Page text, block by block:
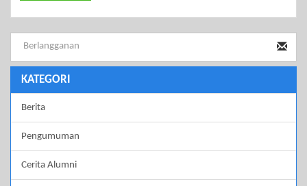
KATEGORI
Berita
Pengumuman
Cerita Alumni